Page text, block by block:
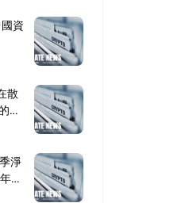
資
能
散
跌
淨
獲